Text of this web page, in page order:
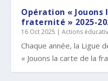
Qu’est-ce que la
?
Présentation de la
l’enseignement
Opération « Jouons
fraternité » 2025-
16 Oct 2025 |Actions
Chaque année, la Ligue
« Jouons la carte de la